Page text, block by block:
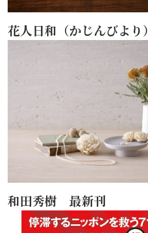
花人日和（かじんびより）
和田秀樹 最新刊